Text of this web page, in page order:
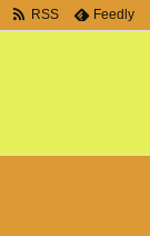
RSS Feedly